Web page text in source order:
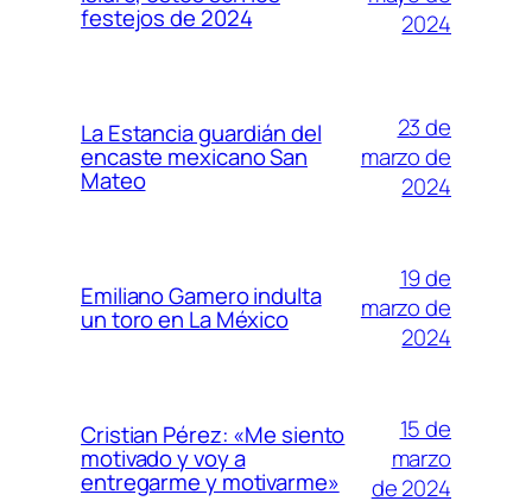
festejos de 2024
2024
La Estancia guardián del
encaste mexicano San
Mateo
23 de
marzo de
2024
Emiliano Gamero indulta
un toro en La México
19 de
marzo de
2024
Cristian Pérez: «Me siento
motivado y voy a
entregarme y motivarme»
15 de
marzo
de 2024